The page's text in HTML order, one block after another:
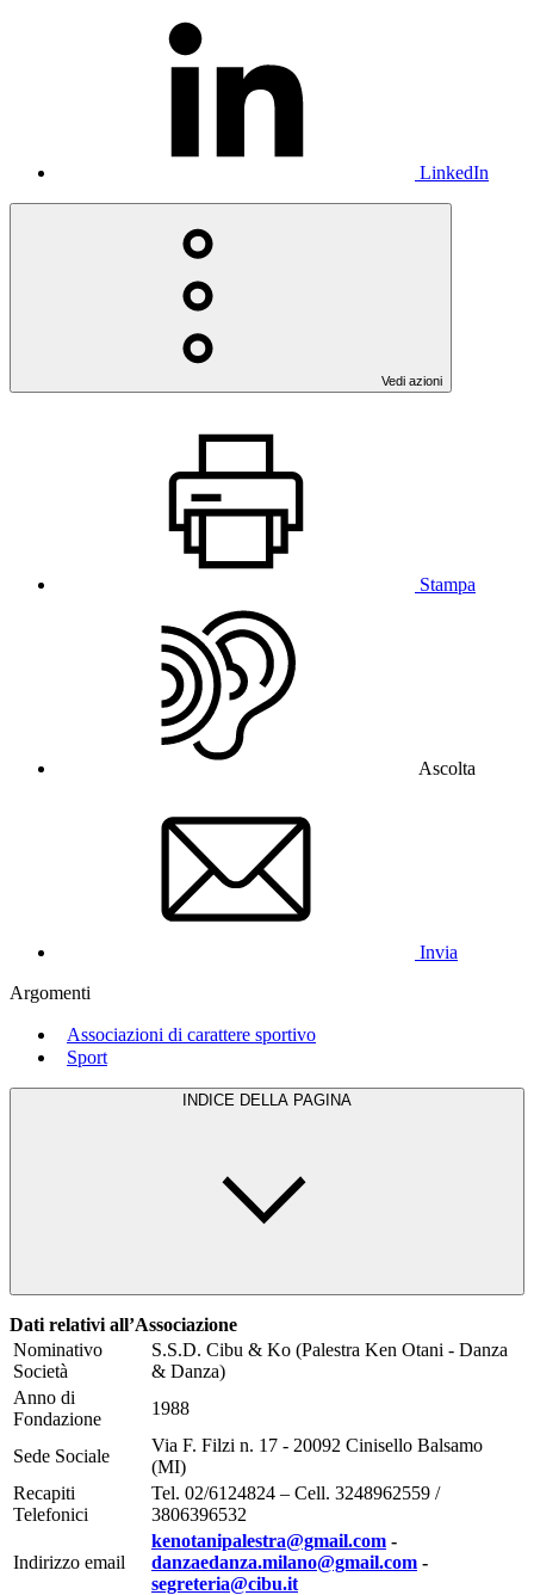
LinkedIn
Vedi azioni
Stampa
Ascolta
Invia
Argomenti
Associazioni di carattere sportivo
Sport
INDICE DELLA PAGINA
Dati relativi all’Associazione
Nominativo
Società
S.S.D. Cibu & Ko (Palestra Ken Otani - Danza
& Danza)
Anno di
Fondazione
1988
Sede Sociale
Via F. Filzi n. 17 - 20092 Cinisello Balsamo
(MI)
Recapiti
Telefonici
Tel. 02/6124824 – Cell. 3248962559 /
3806396532
Indirizzo email
kenotanipalestra@gmail.com -
danzaedanza.milano@gmail.com -
segreteria@cibu.it